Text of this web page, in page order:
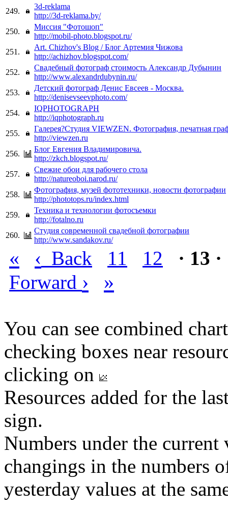
249.
3d-reklama
http://3d-reklama.by/
250.
Миссия "Фотошоп"
http://mobil-photo.blogspot.ru/
251.
Art. Chizhov's Blog / Блог Артемия Чижова
http://achizhov.blogspot.com/
252.
Свадебный фотограф стоимость Александр Дубынин
http://www.alexandrdubynin.ru/
253.
Детский фотограф Денис Евсеев - Москва.
http://denisevseevphoto.com/
254.
IQPHOTOGRAPH
http://iqphotograph.ru
255.
Галерея?Студия VIEWZEN. Фотография, печатная
http://viewzen.ru
256.
Блог Евгения Владимировича.
http://zkch.blogspot.ru/
257.
Свежие обои для рабочего стола
http://natureoboi.narod.ru/
258.
Фотография, музей фототехники, новости фотографии
http://phototops.ru/index.html
259.
Техника и технологии фотосъемки
http://fotalno.ru
260.
Студия современной свадебной фотографии
http://www.sandakov.ru/
« ‹ Back 11 12
· 13 ·
Forward › »
You can see combined
checking boxes near
clicking on
Resources added for the
sign.
Numbers under the
changings in the numbers
yesterday values at the